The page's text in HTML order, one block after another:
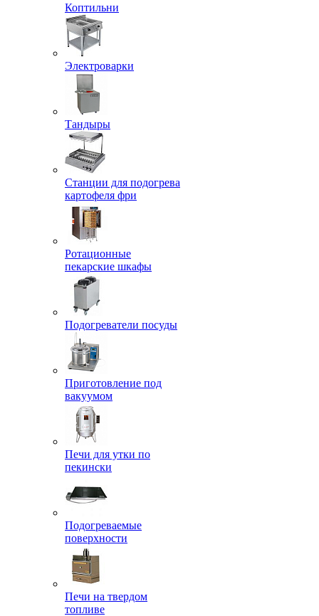
Коптильни
Электроварки
Тандыры
Станции для подогрева
картофеля фри
Ротационные
пекарские шкафы
Подогреватели посуды
Приготовление под
вакуумом
Печи для утки по
пекински
Подогреваемые
поверхности
Печи на твердом
топливе